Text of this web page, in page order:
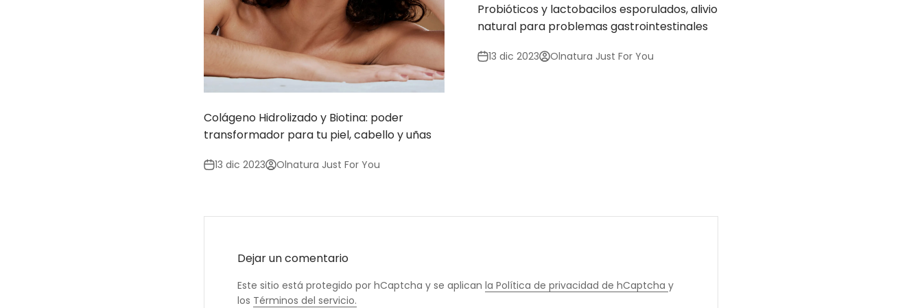
Colágeno Hidrolizado y Biotina: poder
transformador para tu piel, cabello y uñas
13 dic 2023 Olnatura Just For You
Probióticos y lactobacilos esporulados, alivio
natural para problemas gastrointestinales
13 dic 2023 Olnatura Just For You
Dejar un comentario
Este sitio está protegido por hCaptcha y se aplican la Política de privacidad de hCaptcha y
los Términos del servicio.